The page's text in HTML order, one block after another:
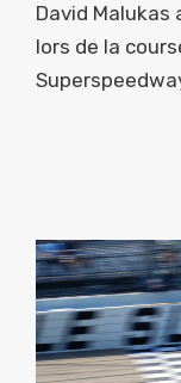
David Malukas
lors de la